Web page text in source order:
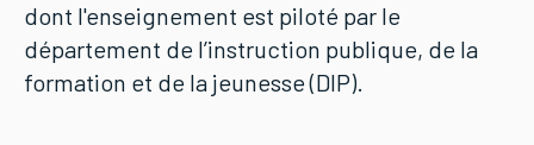
dont l'enseignement est piloté par le
département de l’instruction publique, de la
formation et de la jeunesse (DIP).